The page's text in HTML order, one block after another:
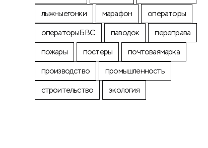
лыжныегонки
марафон
операторы
операторыБВС
паводок
переправа
пожары
постеры
почтоваямарка
производство
промышленность
строительство
экология